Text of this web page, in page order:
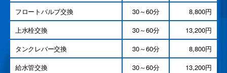
フロートバルブ交換
30～60分
8,800円
上水栓交換
30～60分
13,200円
タンクレバー交換
30～60分
8,800円
給水管交換
30～60分
13,200円